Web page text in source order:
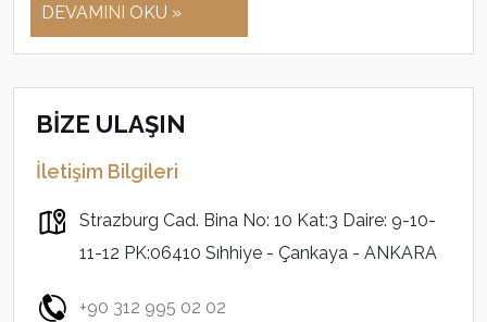
DEVAMINI OKU »
BİZE ULAŞIN
İletişim Bilgileri
Strazburg Cad. Bina No: 10 Kat:3 Daire: 9-10-
11-12 PK:06410 Sıhhiye - Çankaya - ANKARA
+90 312 995 02 02